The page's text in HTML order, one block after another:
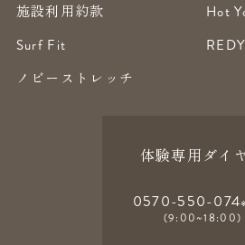
施設利用約款
Hot
Surf Fit
ノビーストレッチ
体験専用ダイ
0570-550-074
(9:00~18:00)